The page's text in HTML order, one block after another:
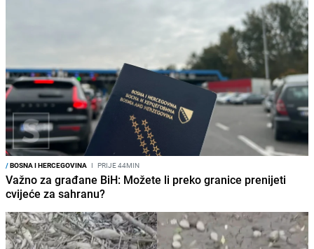
/BOSNA I HERCEGOVINA I PRIJE 44MIN
Važno za građane BiH: Možete li preko granice prenijeti
cvijeće za sahranu?